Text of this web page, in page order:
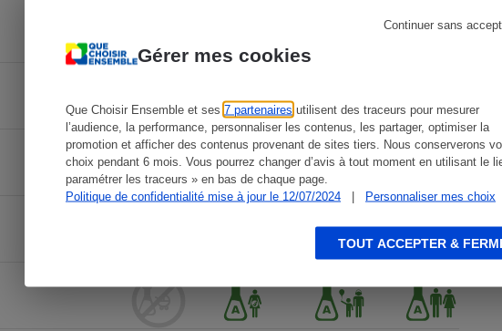
Gérer mes cookies
Que Choisir Ensemble et ses 7 partenaires utilisent des traceurs pour mesurer
l’audience, la performance, personnaliser les contenus, les partager, optimiser la
promotion et afficher des contenus provenant de sites tiers. Nous conserverons
choix pendant 6 mois. Vous pourrez changer d’avis à tout moment en utilisant le
paramétrer les traceurs » en bas de chaque page.
Politique de confidentialité mise à jour le 12/07/2024
| Personnaliser mes choix
Continuer sans
TOUT ACCEPTER &